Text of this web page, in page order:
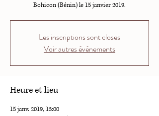
Bohicon (Bénin) le 15 janvier 2019.
Les inscriptions sont closes
Voir autres événements
Heure et lieu
15 janv. 2019, 13:00